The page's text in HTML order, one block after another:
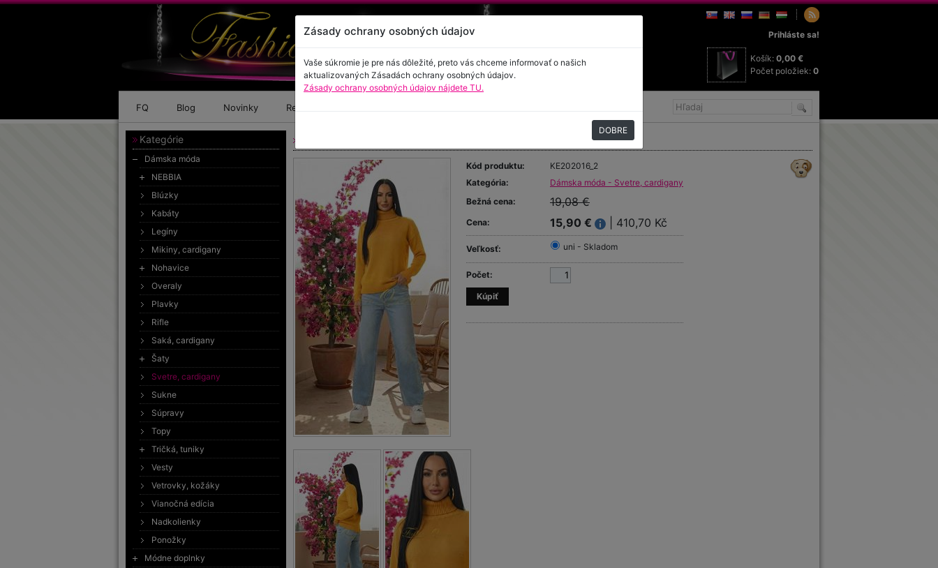
Prihláste sa!
Košík: 0,00 €
Počet položiek: 0
FQ Blog Novinky Referencie
Kategórie
Dámska móda
NEBBIA
Blúzky
Kabáty
Legíny
Mikiny, cardigany
Nohavice
Overaly
Plavky
Rifle
Saká, cardigany
Šaty
Svetre, cardigany
Sukne
Súpravy
Topy
Tričká, tuniky
Vesty
Vetrovky, kožáky
Vianočná edícia
Nadkolienky
Ponožky
Módne doplnky
Kód produktu:
KE202016_2
Kategória:
Dámska móda - Svetre, cardigany
Bežná cena:
19,08 €
Cena: 15,90 € | 410,70 Kč
Veľkosť: uni - Skladom
Počet:
Zásady ochrany osobných údajov
Vaše súkromie je pre nás dôležité, preto vás chceme informovať o našich
aktualizovaných Zásadách ochrany osobných údajov.
Zásady ochrany osobných údajov nájdete TU.
DOBRE